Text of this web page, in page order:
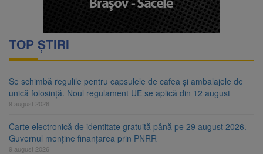
TOP ȘTIRI
Se schimbă regulile pentru capsulele de cafea și ambalajele de
unică folosință. Noul regulament UE se aplică din 12 august
9 august 2026
Carte electronică de identitate gratuită până pe 29 august 2026.
Guvernul menține finanțarea prin PNRR
9 august 2026